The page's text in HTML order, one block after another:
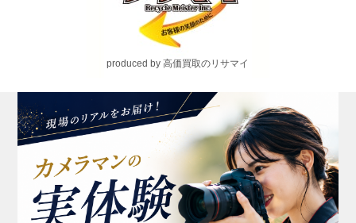
produced by 高価買取のリサマイ